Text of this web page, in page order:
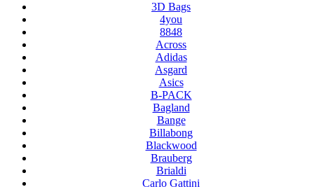
3D Bags
4you
8848
Across
Adidas
Asgard
Asics
B-PACK
Bagland
Bange
Billabong
Blackwood
Brauberg
Brialdi
Carlo Gattini